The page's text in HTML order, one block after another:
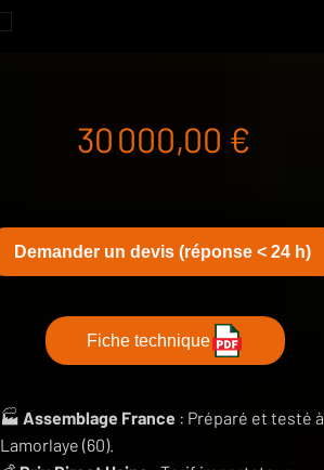
30 000,00 €Prix
Demander un devis (réponse < 24 h)
Fiche technique
🏭 Assemblage France : Préparé et testé à
Lamorlaye (60).